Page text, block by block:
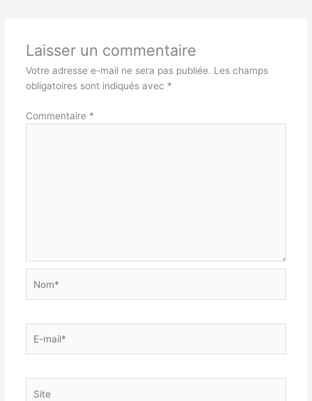
Laisser un commentaire
Votre adresse e-mail ne sera pas publiée. Les champs
obligatoires sont indiqués avec *
Commentaire *
mail*